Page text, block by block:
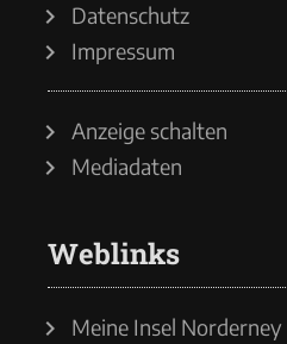
Datenschutz
Impressum
Anzeige schalten
Mediadaten
Weblinks
Meine Insel Norderney